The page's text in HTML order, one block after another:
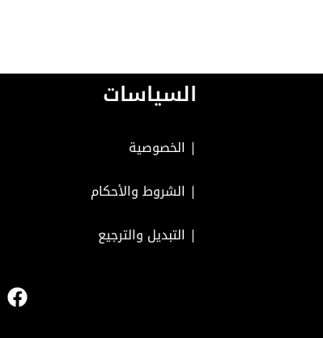
السياسات
| الخصوصية
| الشروط والأحكام
| التبديل والترجيع
F
a